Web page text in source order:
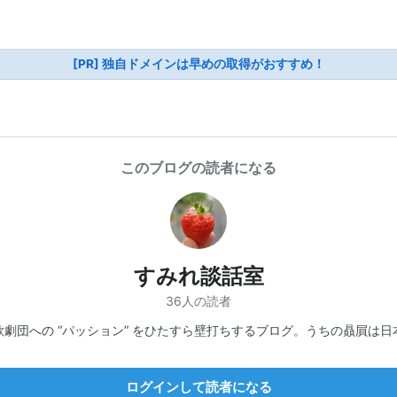
[PR] 独自ドメインは早めの取得がおすすめ！
このブログの読者になる
すみれ談話室
36人の読者
劇団への “パッション” をひたすら壁打ちするブログ。うちの贔屓は日
ログインして読者になる